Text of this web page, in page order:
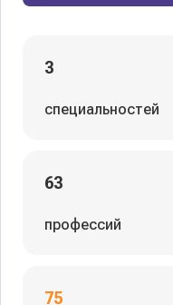
3
специальностей
63
профессий
75